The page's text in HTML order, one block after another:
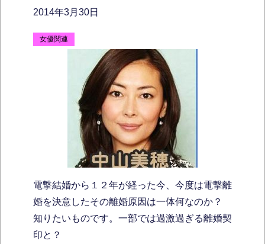
2014年3月30日
女優関連
電撃結婚から１２年が経った今、今度は電撃離
婚を決意したその離婚原因は一体何なのか？
知りたいものです。一部では過激過ぎる離婚契
印と？